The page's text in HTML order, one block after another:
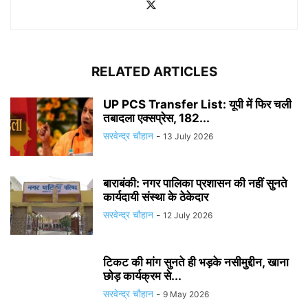
RELATED ARTICLES
UP PCS Transfer List: यूपी में फिर चली
तबादला एक्सप्रेस, 182...
सरवेन्द्र चौहान - 13 July 2026
बाराबंकी: नगर पालिका प्रशासन की नहीं सुनते
कार्यदायी संस्था के ठेकेदार
सरवेन्द्र चौहान - 12 July 2026
टिकट की मांग सुनते ही भड़के नसीमुद्दीन, खाना
छोड़ कार्यक्रम से...
सरवेन्द्र चौहान - 9 May 2026